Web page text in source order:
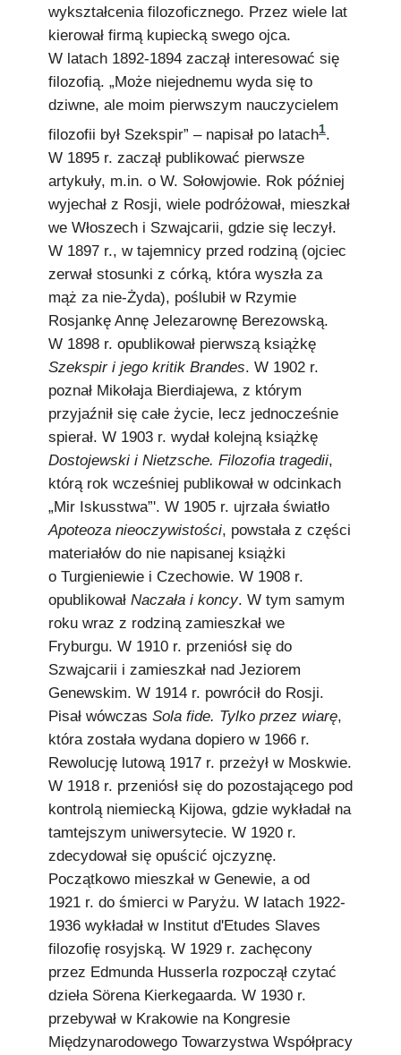
wykształcenia filozoficznego. Przez wiele lat
kierował firmą kupiecką swego ojca.
W latach 1892-1894 zaczął interesować się
filozofią. „Może niejednemu wyda się to
dziwne, ale moim pierwszym nauczycielem
filozofii był Szekspir” – napisał po latach1.
W 1895 r. zaczął publikować pierwsze
artykuły, m.in. o W. Sołowjowie. Rok później
wyjechał z Rosji, wiele podróżował, mieszkał
we Włoszech i Szwajcarii, gdzie się leczył.
W 1897 r., w tajemnicy przed rodziną (ojciec
zerwał stosunki z córką, która wyszła za
mąż za nie-Żyda), poślubił w Rzymie
Rosjankę Annę Jelezarownę Berezowską.
W 1898 r. opublikował pierwszą książkę
Szekspir i jego kritik Brandes. W 1902 r.
poznał Mikołaja Bierdiajewa, z którym
przyjaźnił się całe życie, lecz jednocześnie
spierał. W 1903 r. wydał kolejną książkę
Dostojewski i Nietzsche. Filozofia tragedii,
którą rok wcześniej publikował w odcinkach
„Mir Iskusstwa”'. W 1905 r. ujrzała światło
Apoteoza nieoczywistości, powstała z części
materiałów do nie napisanej książki
o Turgieniewie i Czechowie. W 1908 r.
opublikował Naczała i koncy. W tym samym
roku wraz z rodziną zamieszkał we
Fryburgu. W 1910 r. przeniósł się do
Szwajcarii i zamieszkał nad Jeziorem
Genewskim. W 1914 r. powrócił do Rosji.
Pisał wówczas Sola fide. Tylko przez wiarę,
która została wydana dopiero w 1966 r.
Rewolucję lutową 1917 r. przeżył w Moskwie.
W 1918 r. przeniósł się do pozostającego pod
kontrolą niemiecką Kijowa, gdzie wykładał na
tamtejszym uniwersytecie. W 1920 r.
zdecydował się opuścić ojczyznę.
Początkowo mieszkał w Genewie, a od
1921 r. do śmierci w Paryżu. W latach 1922-
1936 wykładał w Institut d'Etudes Slaves
filozofię rosyjską. W 1929 r. zachęcony
przez Edmunda Husserla rozpoczął czytać
dzieła Sörena Kierkegaarda. W 1930 r.
przebywał w Krakowie na Kongresie
Międzynarodowego Towarzystwa Współpracy